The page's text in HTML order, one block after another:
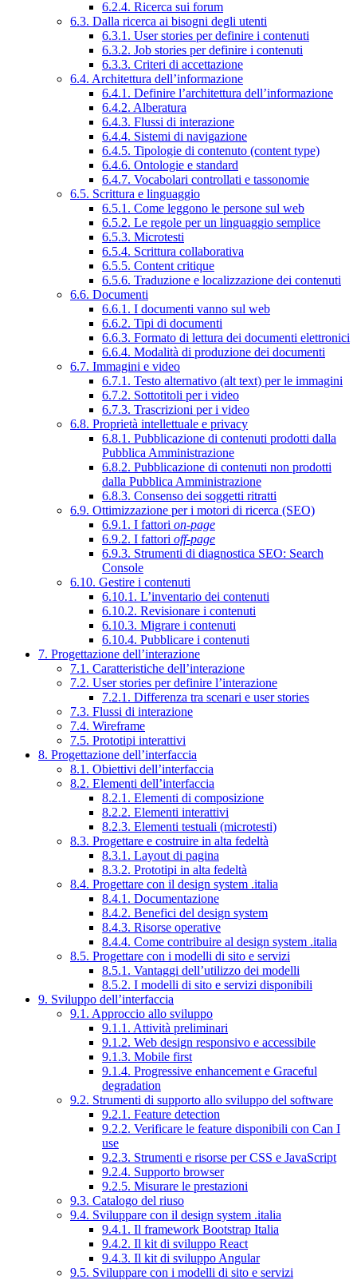
6.2.4. Ricerca sui forum
6.3. Dalla ricerca ai bisogni degli utenti
6.3.1. User stories per definire i contenuti
6.3.2. Job stories per definire i contenuti
6.3.3. Criteri di accettazione
6.4. Architettura dell’informazione
6.4.1. Definire l’architettura dell’informazione
6.4.2. Alberatura
6.4.3. Flussi di interazione
6.4.4. Sistemi di navigazione
6.4.5. Tipologie di contenuto (content type)
6.4.6. Ontologie e standard
6.4.7. Vocabolari controllati e tassonomie
6.5. Scrittura e linguaggio
6.5.1. Come leggono le persone sul web
6.5.2. Le regole per un linguaggio semplice
6.5.3. Microtesti
6.5.4. Scrittura collaborativa
6.5.5. Content critique
6.5.6. Traduzione e localizzazione dei contenuti
6.6. Documenti
6.6.1. I documenti vanno sul web
6.6.2. Tipi di documenti
6.6.3. Formato di lettura dei documenti elettronici
6.6.4. Modalità di produzione dei documenti
6.7. Immagini e video
6.7.1. Testo alternativo (alt text) per le immagini
6.7.2. Sottotitoli per i video
6.7.3. Trascrizioni per i video
6.8. Proprietà intellettuale e privacy
6.8.1. Pubblicazione di contenuti prodotti dalla
Pubblica Amministrazione
6.8.2. Pubblicazione di contenuti non prodotti
dalla Pubblica Amministrazione
6.8.3. Consenso dei soggetti ritratti
6.9. Ottimizzazione per i motori di ricerca (SEO)
6.9.1. I fattori on-page
6.9.2. I fattori off-page
6.9.3. Strumenti di diagnostica SEO: Search
Console
6.10. Gestire i contenuti
6.10.1. L’inventario dei contenuti
6.10.2. Revisionare i contenuti
6.10.3. Migrare i contenuti
6.10.4. Pubblicare i contenuti
7. Progettazione dell’interazione
7.1. Caratteristiche dell’interazione
7.2. User stories per definire l’interazione
7.2.1. Differenza tra scenari e user stories
7.3. Flussi di interazione
7.4. Wireframe
7.5. Prototipi interattivi
8. Progettazione dell’interfaccia
8.1. Obiettivi dell’interfaccia
8.2. Elementi dell’interfaccia
8.2.1. Elementi di composizione
8.2.2. Elementi interattivi
8.2.3. Elementi testuali (microtesti)
8.3. Progettare e costruire in alta fedeltà
8.3.1. Layout di pagina
8.3.2. Prototipi in alta fedeltà
8.4. Progettare con il design system .italia
8.4.1. Documentazione
8.4.2. Benefici del design system
8.4.3. Risorse operative
8.4.4. Come contribuire al design system .italia
8.5. Progettare con i modelli di sito e servizi
8.5.1. Vantaggi dell’utilizzo dei modelli
8.5.2. I modelli di sito e servizi disponibili
9. Sviluppo dell’interfaccia
9.1. Approccio allo sviluppo
9.1.1. Attività preliminari
9.1.2. Web design responsivo e accessibile
9.1.3. Mobile first
9.1.4. Progressive enhancement e Graceful
degradation
9.2. Strumenti di supporto allo sviluppo del software
9.2.1. Feature detection
9.2.2. Verificare le feature disponibili con Can I
use
9.2.3. Strumenti e risorse per CSS e JavaScript
9.2.4. Supporto browser
9.2.5. Misurare le prestazioni
9.3. Catalogo del riuso
9.4. Sviluppare con il design system .italia
9.4.1. Il framework Bootstrap Italia
9.4.2. Il kit di sviluppo React
9.4.3. Il kit di sviluppo Angular
9.5. Sviluppare con i modelli di sito e servizi